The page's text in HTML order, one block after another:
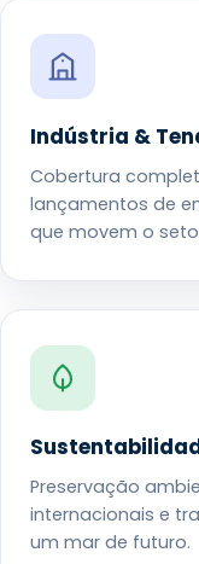
Indústria &
Cobertura
lançamentos de
que movem o
Preservação
internacionais e
um mar de futuro.